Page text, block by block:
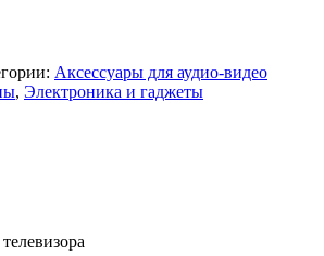
Аксессуары для аудио-видео
, Электроника и гаджеты